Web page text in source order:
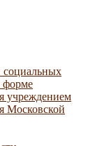
социальных
форме
учреждением
Московской